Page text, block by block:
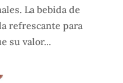
La bebida de
refrescante para
su valor...